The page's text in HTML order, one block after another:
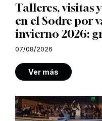
Talleres, visitas
en el Sodre por
invierno 2026:
07/08/2026
Ver más